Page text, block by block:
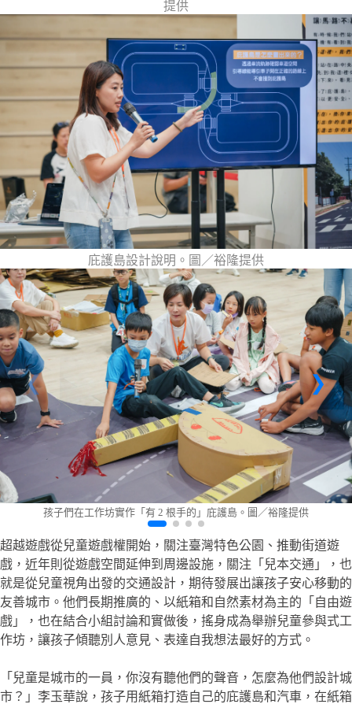
提供
庇護島設計說明。圖／裕隆提供
孩子們在工作坊實作「有 2 根手的」庇護島。圖／裕隆提供
超越遊戲從兒童遊戲權開始，關注臺灣特色公園、推動街道遊
戲，近年則從遊戲空間延伸到周邊設施，關注「兒本交通」，也
就是從兒童視角出發的交通設計，期待發展出讓孩子安心移動的
友善城市。他們長期推廣的、以紙箱和自然素材為主的「自由遊
戲」，也在結合小組討論和實做後，搖身成為舉辦兒童參與式工
作坊，讓孩子傾聽別人意見、表達自我想法最好的方式。
「兒童是城市的一員，你沒有聽他們的聲音，怎麼為他們設計城
市？」李玉華說，孩子用紙箱打造自己的庇護島和汽車，在紙箱